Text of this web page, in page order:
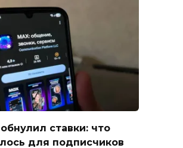
ставки: что
для подписчиков